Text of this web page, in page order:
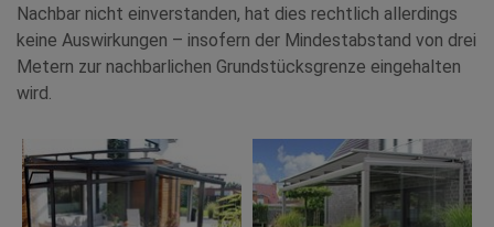
Nachbar nicht einverstanden, hat dies rechtlich allerdings
keine Auswirkungen – insofern der Mindestabstand von drei
Metern zur nachbarlichen Grundstücksgrenze eingehalten
wird.